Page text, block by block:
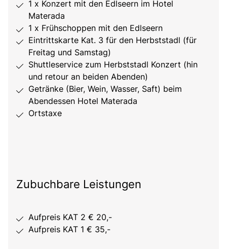
1 x Konzert mit den Edlseern im Hotel
Materada
1 x Frühschoppen mit den Edlseern
Eintrittskarte Kat. 3 für den Herbststadl (für
Freitag und Samstag)
Shuttleservice zum Herbststadl Konzert (hin
und retour an beiden Abenden)
Getränke (Bier, Wein, Wasser, Saft) beim
Abendessen Hotel Materada
Ortstaxe
Zubuchbare Leistungen
Aufpreis KAT 2 € 20,-
Aufpreis KAT 1 € 35,-